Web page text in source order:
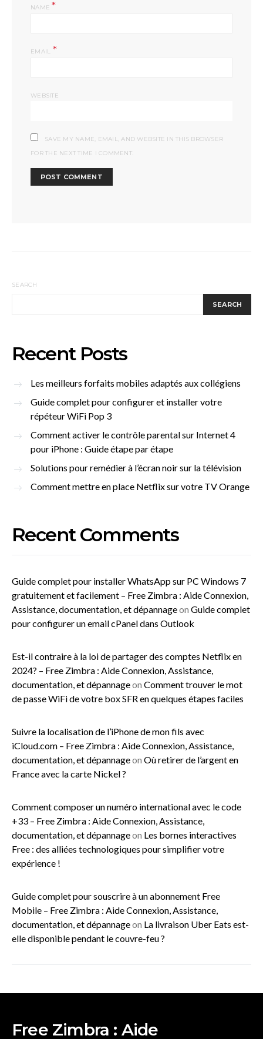
NAME *
EMAIL *
WEBSITE
SAVE MY NAME, EMAIL, AND WEBSITE IN THIS BROWSER
FOR THE NEXT TIME I COMMENT.
SEARCH
SEARCH
Recent Posts
Les meilleurs forfaits mobiles adaptés aux collégiens
Guide complet pour configurer et installer votre
répéteur WiFi Pop 3
Comment activer le contrôle parental sur Internet 4
pour iPhone : Guide étape par étape
Solutions pour remédier à l’écran noir sur la télévision
Comment mettre en place Netflix sur votre TV Orange
Recent Comments
Guide complet pour installer WhatsApp sur PC Windows 7
gratuitement et facilement – Free Zimbra : Aide Connexion,
Assistance, documentation, et dépannageon Guide complet
pour configurer un email cPanel dans Outlook
Est-il contraire à la loi de partager des comptes Netflix en
2024? – Free Zimbra : Aide Connexion, Assistance,
documentation, et dépannageon Comment trouver le mot
de passe WiFi de votre box SFR en quelques étapes faciles
Suivre la localisation de l’iPhone de mon fils avec
iCloud.com – Free Zimbra : Aide Connexion, Assistance,
documentation, et dépannageon Où retirer de l’argent en
France avec la carte Nickel ?
Comment composer un numéro international avec le code
+33 – Free Zimbra : Aide Connexion, Assistance,
documentation, et dépannageon Les bornes interactives
Free : des alliées technologiques pour simplifier votre
expérience !
Guide complet pour souscrire à un abonnement Free
Mobile – Free Zimbra : Aide Connexion, Assistance,
documentation, et dépannageon La livraison Uber Eats est-
elle disponible pendant le couvre-feu ?
Free Zimbra : Aide